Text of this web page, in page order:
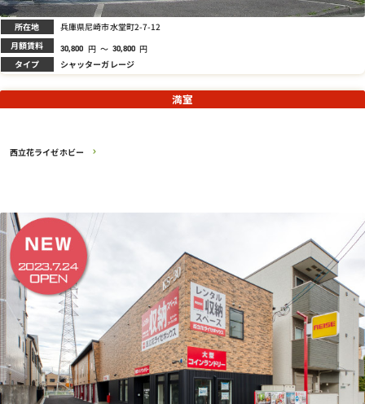
所在地 兵庫県尼崎市水堂町2-7-12
月額賃料 30,800 円 ～ 30,800 円
タイプ シャッターガレージ
西立花ライゼホビー
満室